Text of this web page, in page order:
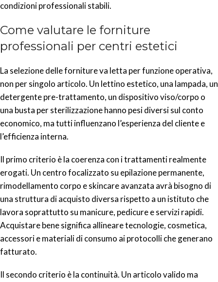
condizioni professionali stabili.
Come valutare le forniture
professionali per centri estetici
La selezione delle forniture va letta per funzione operativa,
non per singolo articolo. Un lettino estetico, una lampada, un
detergente pre-trattamento, un dispositivo viso/corpo o
una busta per sterilizzazione hanno pesi diversi sul conto
economico, ma tutti influenzano l’esperienza del cliente e
l’efficienza interna.
Il primo criterio è la coerenza con i trattamenti realmente
erogati. Un centro focalizzato su epilazione permanente,
rimodellamento corpo e skincare avanzata avrà bisogno di
una struttura di acquisto diversa rispetto a un istituto che
lavora soprattutto su manicure, pedicure e servizi rapidi.
Acquistare bene significa allineare tecnologie, cosmetica,
accessori e materiali di consumo ai protocolli che generano
fatturato.
Il secondo criterio è la continuità. Un articolo valido ma